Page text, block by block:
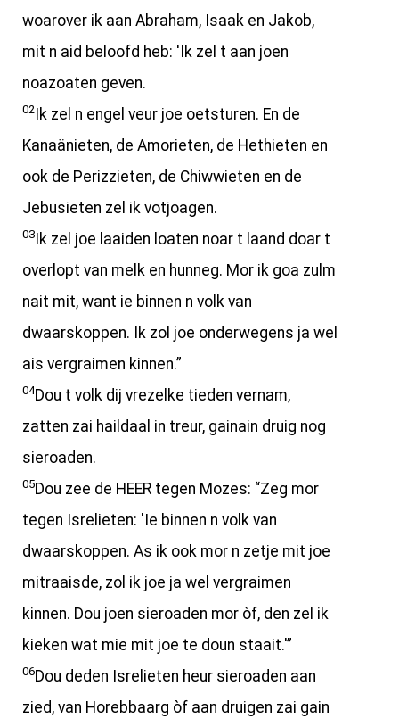
woarover ik aan Abraham, Isaak en Jakob,
mit n aid beloofd heb: 'Ik zel t aan joen
noazoaten geven.
02 Ik zel n engel veur joe oetsturen. En de
Kanaänieten, de Amorieten, de Hethieten en
ook de Perizzieten, de Chiwwieten en de
Jebusieten zel ik votjoagen.
03 Ik zel joe laaiden loaten noar t laand doar t
overlopt van melk en hunneg. Mor ik goa zulm
nait mit, want ie binnen n volk van
dwaarskoppen. Ik zol joe onderwegens ja wel
ais vergraimen kinnen.”
04Dou t volk dij vrezelke tieden vernam,
zatten zai haildaal in treur, gainain druig nog
sieroaden.
05Dou zee de HEER tegen Mozes: “Zeg mor
tegen Isrelieten: 'Ie binnen n volk van
dwaarskoppen. As ik ook mor n zetje mit joe
mitraaisde, zol ik joe ja wel vergraimen
kinnen. Dou joen sieroaden mor òf, den zel ik
kieken wat mie mit joe te doun staait.'”
06Dou deden Isrelieten heur sieroaden aan
zied, van Horebbaarg òf aan druigen zai gain